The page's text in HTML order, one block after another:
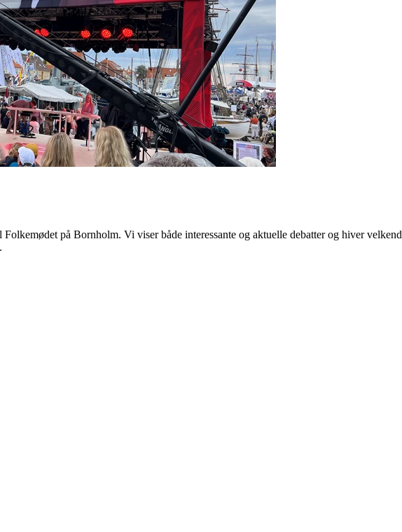
på Bornholm. Vi viser både interessante og aktuelle debatter og hiver